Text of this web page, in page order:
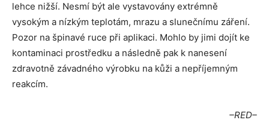
lehce nižší. Nesmí být ale vystavovány extrémně
vysokým a nízkým teplotám, mrazu a slunečnímu záření.
Pozor na špinavé ruce při aplikaci. Mohlo by jimi dojít ke
kontaminaci prostředku a následně pak k nanesení
zdravotně závadného výrobku na kůži a nepříjemným
reakcím.
–RED–